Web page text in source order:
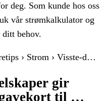
deg. Som kunde hos oss
vår strømkalkulator og
ditt behov.
› Strom › Visste-d…
gir
til …